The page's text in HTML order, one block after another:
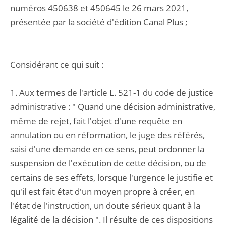
numéros 450638 et 450645 le 26 mars 2021,
présentée par la société d'édition Canal Plus ;
Considérant ce qui suit :
1. Aux termes de l'article L. 521-1 du code de justice
administrative : " Quand une décision administrative,
même de rejet, fait l'objet d'une requête en
annulation ou en réformation, le juge des référés,
saisi d'une demande en ce sens, peut ordonner la
suspension de l'exécution de cette décision, ou de
certains de ses effets, lorsque l'urgence le justifie et
qu'il est fait état d'un moyen propre à créer, en
l'état de l'instruction, un doute sérieux quant à la
légalité de la décision ". Il résulte de ces dispositions